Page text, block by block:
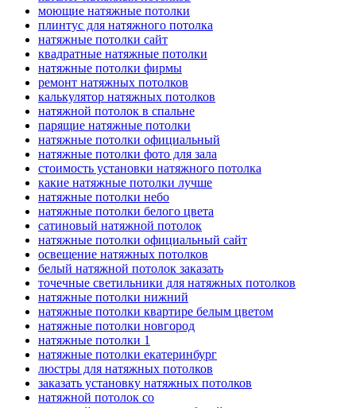
моющие натяжные потолки
плинтус для натяжного потолка
натяжные потолки сайт
квадратные натяжные потолки
натяжные потолки фирмы
ремонт натяжных потолков
калькулятор натяжных потолков
натяжной потолок в спальне
парящие натяжные потолки
натяжные потолки официальный
натяжные потолки фото для зала
стоимость установки натяжного потолка
какие натяжные потолки лучше
натяжные потолки небо
натяжные потолки белого цвета
сатиновый натяжной потолок
натяжные потолки официальный сайт
освещение натяжных потолков
белый натяжной потолок заказать
точечные светильники для натяжных потолков
натяжные потолки нижний
натяжные потолки квартире белым цветом
натяжные потолки новгород
натяжные потолки 1
натяжные потолки екатеринбург
люстры для натяжных потолков
заказать установку натяжных потолков
натяжной потолок со